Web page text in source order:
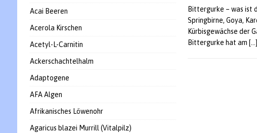
Bittergurke – was ist
Springbirne, Goya,
Kürbisgewächse der
Bittergurke hat am
Acai Beeren
Acerola Kirschen
Acetyl-L-Carnitin
Ackerschachtelhalm
Adaptogene
AFA Algen
Afrikanisches Löwenohr
Agaricus blazei Murrill (Vitalpilz)